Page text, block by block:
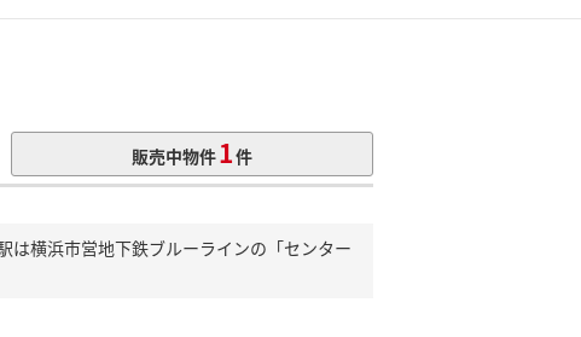
販売中物件1件
横浜市営地下鉄ブルーラインの「センター